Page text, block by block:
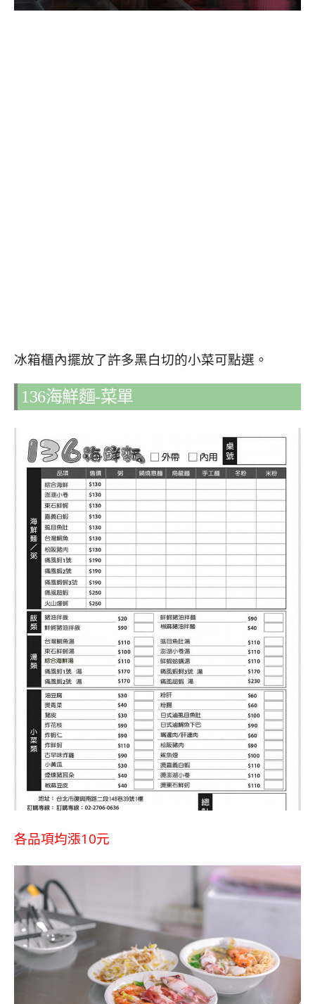
冰箱櫃內擺放了許多黑白切的小菜可點選。
136海鮮麵-菜單
各品項均漲10元